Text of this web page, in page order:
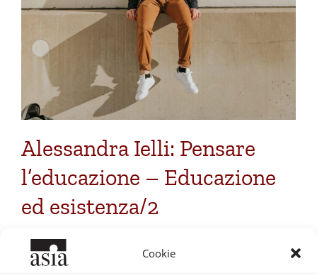
Cookie
Alessandra Ielli: Pensare
l’educazione – Educazione
ed esistenza/2
E-ducare ed e-sistenza “L’essenza dell’uomo riposa
nella sua esistenza”6. Di [...]